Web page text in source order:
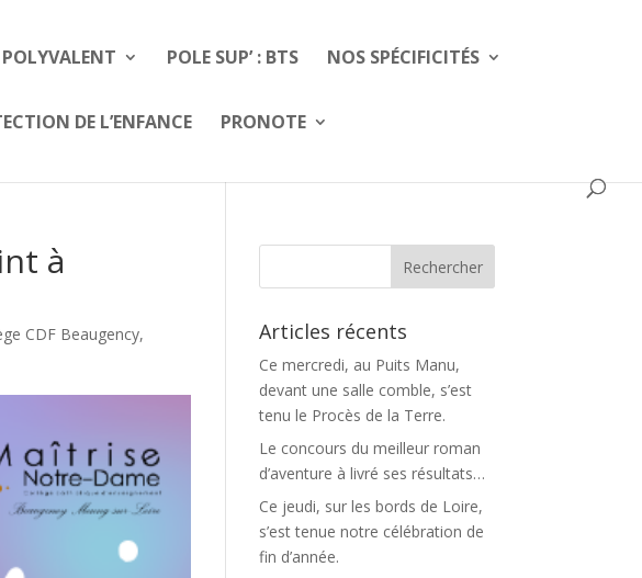
POLYVALENT POLE SUP’ : BTS NOS SPÉCIFICITÉS
DE L’ENFANCE PRONOTE
à
CDF Beaugency,
Articles récents
Ce mercredi, au Puits Manu,
devant une salle comble, s’est
tenu le Procès de la Terre.
Le concours du meilleur roman
d’aventure à livré ses résultats…
Ce jeudi, sur les bords de Loire,
s’est tenue notre célébration de
fin d’année.